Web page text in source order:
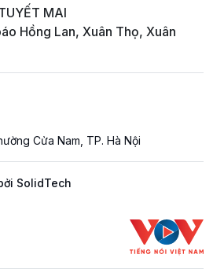
MAI
Hồng Lan, Xuân Thọ, Xuân
Cửa Nam, TP. Hà Nội
SolidTech